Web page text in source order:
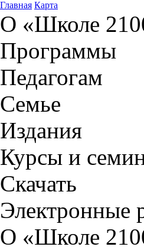
Главная Карта
О «Школе
Программы
Педагогам
Семье
Издания
Курсы и
Скачать
Электронные
О «Школе